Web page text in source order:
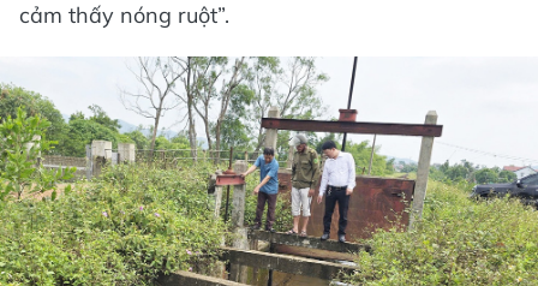
cảm thấy nóng ruột”.